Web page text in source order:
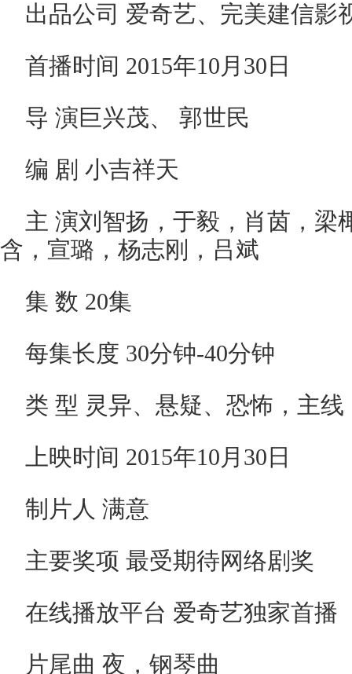
出品公司 爱奇艺、完美建信影
首播时间 2015年10月30日
导 演巨兴茂、 郭世民
编 剧 小吉祥天
主 演刘智扬，于毅，肖茵，梁
含，宣璐，杨志刚，吕斌
集 数 20集
每集长度 30分钟-40分钟
类 型 灵异、悬疑、恐怖，主线
上映时间 2015年10月30日
制片人 满意
主要奖项 最受期待网络剧奖
在线播放平台 爱奇艺独家首播
片尾曲 夜，钢琴曲